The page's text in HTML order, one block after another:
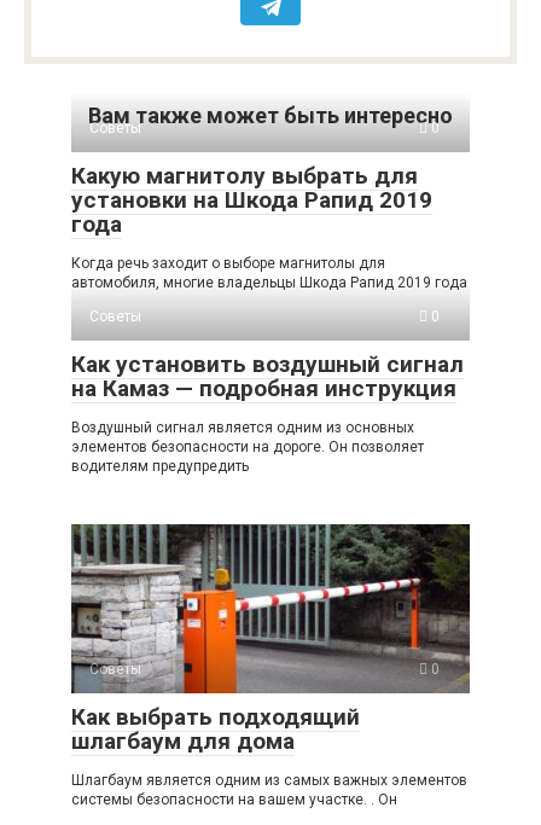
Вам также может быть интересно
Советы 0
Какую магнитолу выбрать для
установки на Шкода Рапид 2019
года
Когда речь заходит о выборе магнитолы для
автомобиля, многие владельцы Шкода Рапид 2019 года
Советы
0
Как установить воздушный сигнал
на Камаз — подробная инструкция
Воздушный сигнал является одним из основных
элементов безопасности на дороге. Он позволяет
водителям предупредить
Советы 0
Как выбрать подходящий
шлагбаум для дома
Шлагбаум является одним из самых важных элементов
системы безопасности на вашем участке. . Он